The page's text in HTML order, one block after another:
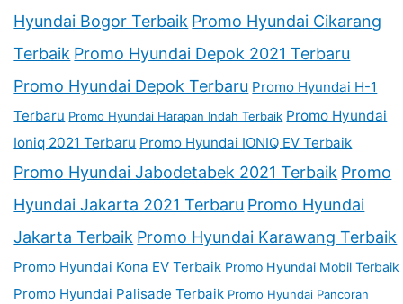
Hyundai Bogor Terbaik Promo Hyundai Cikarang
Terbaik Promo Hyundai Depok 2021 Terbaru
Promo Hyundai Depok Terbaru Promo Hyundai H-1
Terbaru Promo Hyundai Harapan Indah Terbaik Promo Hyundai
Ioniq 2021 Terbaru Promo Hyundai IONIQ EV Terbaik
Promo Hyundai Jabodetabek 2021 Terbaik Promo
Hyundai Jakarta 2021 Terbaru Promo Hyundai
Jakarta Terbaik Promo Hyundai Karawang Terbaik
Promo Hyundai Kona EV Terbaik Promo Hyundai Mobil Terbaik
Promo Hyundai Palisade Terbaik Promo Hyundai Pancoran